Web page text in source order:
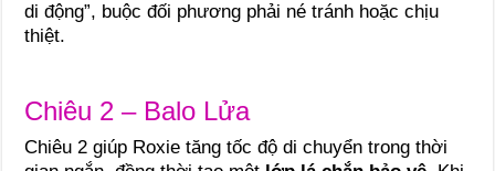
di động”, buộc đối phương phải né tránh hoặc chịu
thiệt.
Chiêu 2 – Balo Lửa
Chiêu 2 giúp Roxie tăng tốc độ di chuyển trong thời